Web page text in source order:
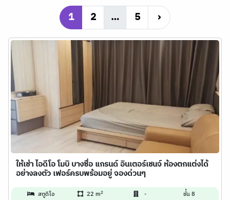
1 2 … 5 ›
ให้เช่า ไอดีโอ โมบิ บางซื่อ แกรนด์ อินเตอร์เชนจ์ ห้องตกแต่งได้
อย่างลงตัว เฟอร์ครบพร้อมอยู่ จองด่วนๆ
สตูดิโอ 22 m2 - ชั้น 8